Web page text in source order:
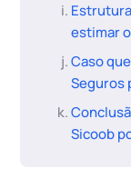
estimar
Caso
Seguros
Sicoob